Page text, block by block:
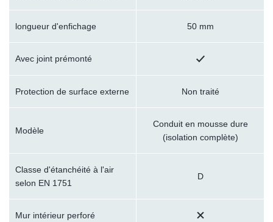
longueur d'enfichage 50 mm
Avec joint prémonté
Protection de surface externe Non traité
Modèle
Conduit en mousse dure
(isolation complète)
Classe d'étanchéité à l'air
selon EN 1751
D
Mur intérieur perforé